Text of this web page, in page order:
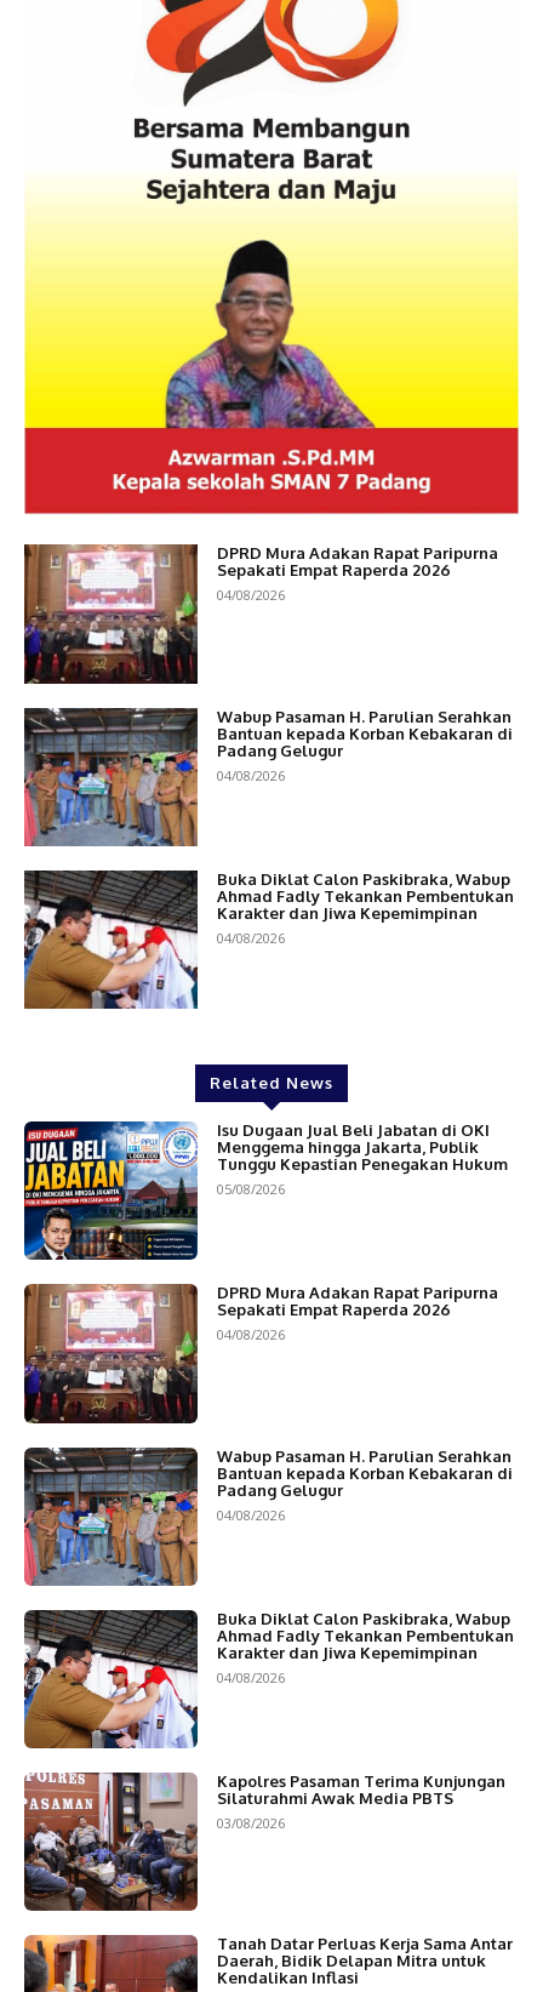
DPRD Mura Adakan Rapat Paripurna
Sepakati Empat Raperda 2026
04/08/2026
Wabup Pasaman H. Parulian Serahkan
Bantuan kepada Korban Kebakaran di
Padang Gelugur
04/08/2026
Buka Diklat Calon Paskibraka, Wabup
Ahmad Fadly Tekankan Pembentukan
Karakter dan Jiwa Kepemimpinan
04/08/2026
Related News
Isu Dugaan Jual Beli Jabatan di OKI
Menggema hingga Jakarta, Publik
Tunggu Kepastian Penegakan Hukum
05/08/2026
DPRD Mura Adakan Rapat Paripurna
Sepakati Empat Raperda 2026
04/08/2026
Wabup Pasaman H. Parulian Serahkan
Bantuan kepada Korban Kebakaran di
Padang Gelugur
04/08/2026
Buka Diklat Calon Paskibraka, Wabup
Ahmad Fadly Tekankan Pembentukan
Karakter dan Jiwa Kepemimpinan
04/08/2026
Kapolres Pasaman Terima Kunjungan
Silaturahmi Awak Media PBTS
03/08/2026
Tanah Datar Perluas Kerja Sama Antar
Daerah, Bidik Delapan Mitra untuk
Kendalikan Inflasi